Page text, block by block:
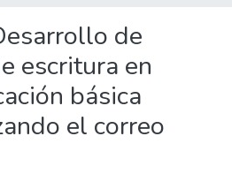
de
escritura en
básica
el correo